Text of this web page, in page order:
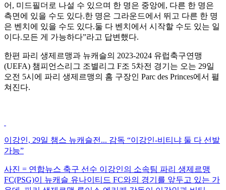
어, 미드필더로 나설 수 있으며 한 명은 중앙에, 다른 한 명은
측면에 있을 수도 있다.한 명은 그라운드에서 뛰고 다른 한 명
은 벤치에 있을 수도 있다.둘 다 벤치에서 시작할 수도 있는 일
이다.모든 게 가능하다”라고 답변했다.
한편 파리 생제르맹과 뉴캐슬의 2023-2024 유럽축구연맹
(UEFA) 챔피언스리그 조별리그 F조 5차전 경기는 오는 29일
오전 5시에 파리 생제르맹의 홈 구장인 Parc des Princes에서 펼
쳐진다.
이강인, 29일 챔스 뉴캐슬전... 감독 “이강인-비티냐 둘 다 선발
가능”
사진 = 연합뉴스 축구 선수 이강인의 소속팀 파리 생제르맹
FC(PSG)이 뉴캐슬 유나이티드 FC와의 경기를 앞두고 있는 가